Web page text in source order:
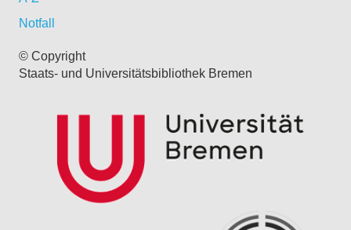
Notfall
© Copyright
Staats- und Universitätsbibliothek Bremen